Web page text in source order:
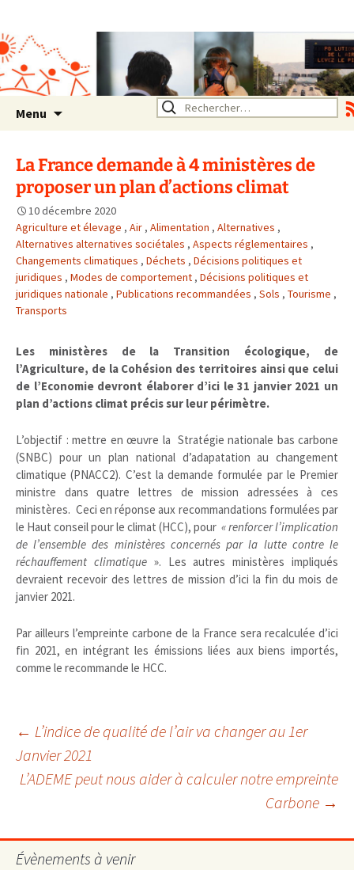
Rhône Alpes
Un environnement sain pour
la santé de tous
Menu Rechercher :
La France demande à 4 ministères de
proposer un plan d’actions climat
10 décembre 2020
Agriculture et élevage , Air , Alimentation , Alternatives ,
Alternatives alternatives sociétales , Aspects réglementaires ,
Changements climatiques , Déchets , Décisions politiques et
juridiques , Modes de comportement , Décisions politiques et
juridiques nationale , Publications recommandées , Sols , Tourisme ,
Transports
Les ministères de la Transition écologique, de
l’Agriculture, de la Cohésion des territoires ainsi que celui
de l’Economie devront élaborer d’ici le 31 janvier 2021 un
plan d’actions climat précis sur leur périmètre.
L’objectif : mettre en œuvre la Stratégie nationale bas carbone
(SNBC) pour un plan national d’adapatation au changement
climatique (PNACC2). C’est la demande formulée par le Premier
ministre dans quatre lettres de mission adressées à ces
ministères. Ceci en réponse aux recommandations formulées par
le Haut conseil pour le climat (HCC), pour « renforcer l’implication
de l’ensemble des ministères concernés par la lutte contre le
réchauffement climatique». Les autres ministères impliqués
devraient recevoir des lettres de mission d’ici la fin du mois de
janvier 2021.
Par ailleurs l’empreinte carbone de la France sera recalculée d’ici
fin 2021, en intégrant les émissions liées aux biens importés,
comme le recommande le HCC.
Navigation
des
articles
← L’indice de qualité de l’air va changer au 1er
Janvier 2021
L’ADEME peut nous aider à calculer notre empreinte
Carbone →
Évènements à venir